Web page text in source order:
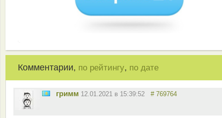
Комментарии, по рейтингу, по дате
гримм 12.01.2021 в 15:39:52 # 769764